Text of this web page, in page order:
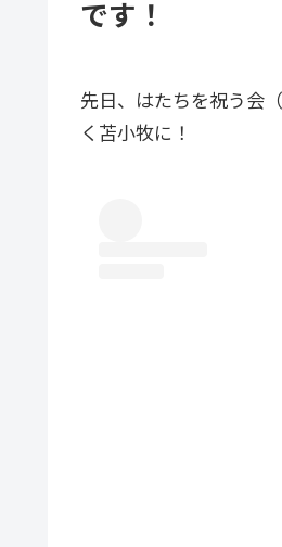
です！
先日、はたちを祝う会
く苫小牧に！